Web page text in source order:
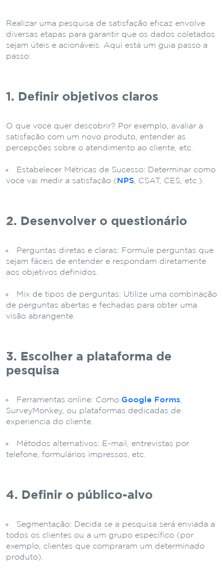
Realizar uma pesquisa de satisfação eficaz envolve
diversas etapas para garantir que os dados coletados
sejam úteis e acionáveis. Aqui está um guia passo a
passo:
1. Definir objetivos claros
O que você quer descobrir? Por exemplo, avaliar a
satisfação com um novo produto, entender as
percepções sobre o atendimento ao cliente, etc.
Estabelecer Métricas de Sucesso: Determinar como
você vai medir a satisfação ( NPS , CSAT, CES, etc.).
2. Desenvolver o questionário
Perguntas diretas e claras: Formule perguntas que
sejam fáceis de entender e respondam diretamente
aos objetivos definidos.
Mix de tipos de perguntas: Utilize uma combinação
de perguntas abertas e fechadas para obter uma
visão abrangente.
3. Escolher a plataforma de
pesquisa
Ferramentas online: Como Google Forms
SurveyMonkey, ou plataformas dedicadas de
experiência do cliente.
Métodos alternativos: E-mail, entrevistas por
telefone, formulários impressos, etc.
4. Definir o público-alvo
Segmentação: Decida se a pesquisa será enviada a
todos os clientes ou a um grupo específico (por
exemplo, clientes que compraram um determinado
produto).